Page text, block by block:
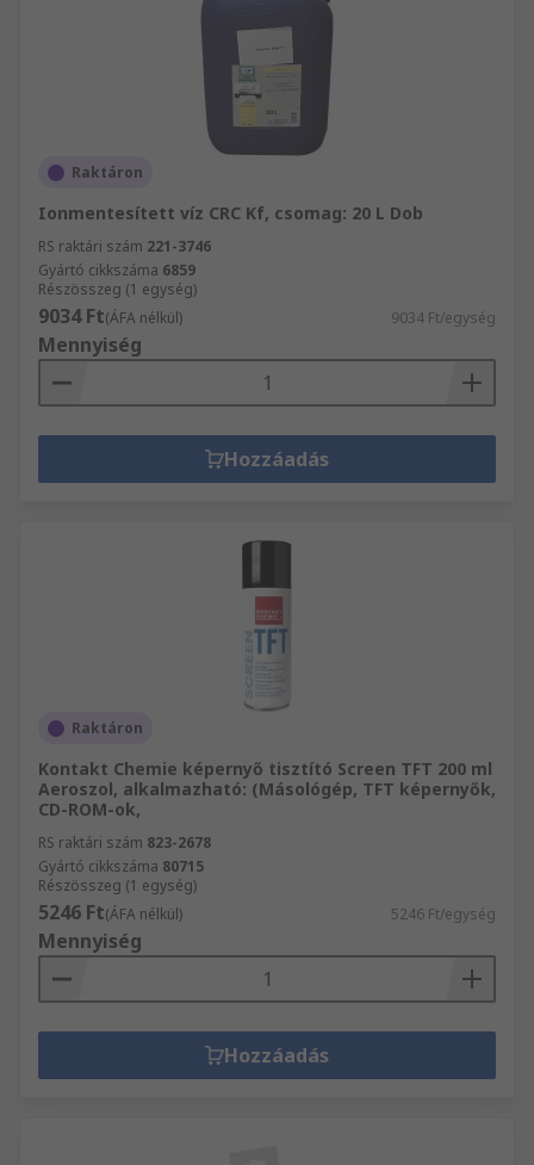
Raktáron
Ionmentesített víz CRC Kf, csomag: 20 L Dob
RS raktári szám 221-3746
Gyártó cikkszáma 6859
Részösszeg (1 egység)
9034 Ft(ÁFA nélkül) 9034 Ft/egység
Mennyiség
Hozzáadás
Raktáron
Kontakt Chemie képernyő tisztító Screen TFT 200 ml
Aeroszol, alkalmazható: (Másológép, TFT képernyők,
CD-ROM-ok,
RS raktári szám 823-2678
Gyártó cikkszáma 80715
Részösszeg (1 egység)
5246 Ft(ÁFA nélkül) 5246 Ft/egység
Mennyiség
Hozzáadás